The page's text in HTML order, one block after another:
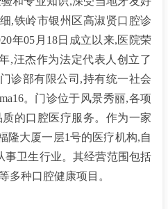
,铁岭市银州区高淑贤口腔诊
年05月18日成立以来,医院荣
,汪杰作为法定代表人创立了
诊部有限公司,持有统一社会
。门诊位于风景秀丽,各项
的口腔医疗服务。作为一家
隆大厦一层1号的医疗机构,自
事卫生行业。其经营范围包括
多种口腔健康项目。